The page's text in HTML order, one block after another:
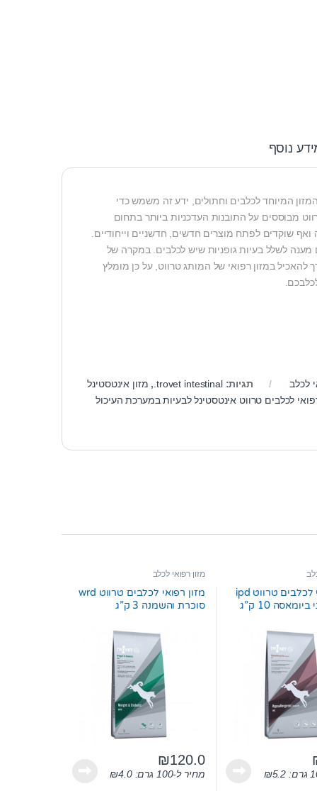
נוסף
לחברה ידע רב וניסיון בתחום המזון המיוחד לכלבים וחתולים, ידע זה משמש כדי
מבוססים על התובנות העדכניות ביותר בתחום
שוקדים לפתח מוצרים חדשים, חדשניים וייחודיים.
ומספקים מענה לשלל בעיות גופניות שיש לכלבים. במקרה של
להאכיל במזון רפואי של המותג טרווט, על כן מומלץ
לכלב תגיות:trovet intestinal.
, מזון אינטסטינל
לכלבים טרווט אינטסטינל לבעיות במערכת העיכול
מזון רפואי לכלבים טרווט ipd
10 ק”ג
₪5.2
מזון רפואי לכלב
מזון רפואי לכלבים טרווט wrd
סוכרת והשמנה 3 ק”ג
₪120.0
מחיר ל-100 גרם: ₪4.0